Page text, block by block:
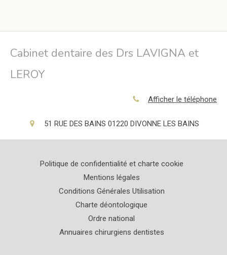
Cabinet dentaire des Drs LAVIGNA et
LEROY
Afficher le téléphone
51 RUE DES BAINS 01220 DIVONNE LES BAINS
Politique de confidentialité et charte cookie
Mentions légales
Conditions Générales Utilisation
Charte déontologique
Ordre national
Annuaires chirurgiens dentistes